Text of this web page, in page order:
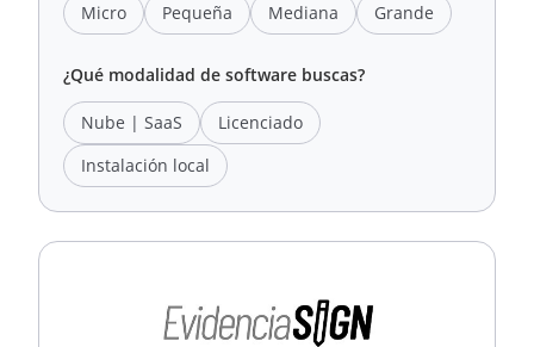
Micro Pequeña Mediana Grande
¿Qué modalidad de software buscas?
Nube | SaaS
Licenciado
Instalación local